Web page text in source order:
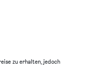
zu erhalten, jedoch